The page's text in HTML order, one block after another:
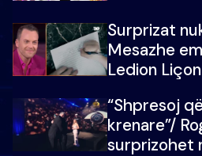
mungojë
Surprizat
Mesazhe
Ledion
mban dot
“Shpresoj
krenare”/
surprizohet